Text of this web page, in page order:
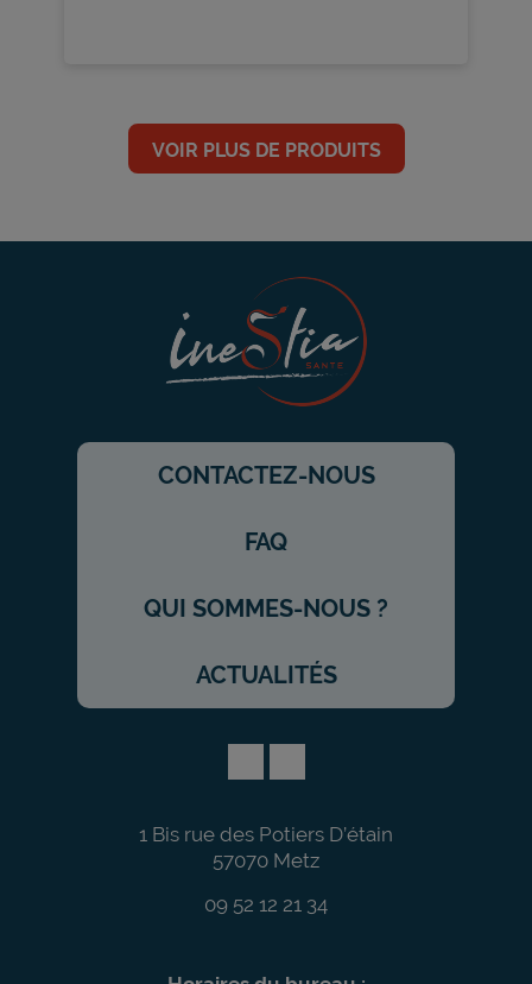
VOIR PLUS DE PRODUITS
CONTACTEZ-NOUS
FAQ
QUI SOMMES-NOUS ?
ACTUALITÉS
1 Bis rue des Potiers D’étain
57070 Metz
09 52 12 21 34